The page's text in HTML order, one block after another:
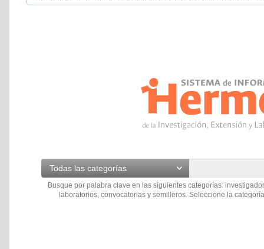
Todas las categorías
Busque por palabra clave en las siguientes categorías:
laboratorios, convocatorias y semilleros. Seleccione la